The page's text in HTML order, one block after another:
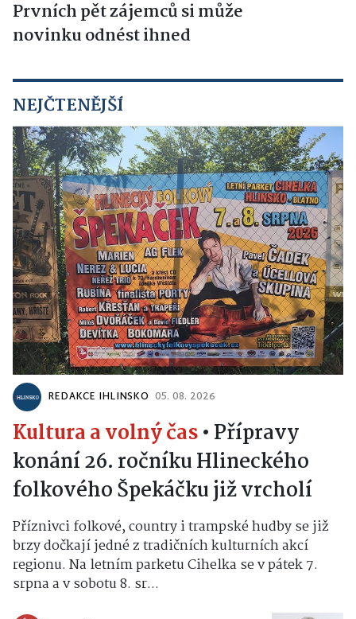
Prvních pět zájemců si může
novinku odnést ihned
NEJČTENĚJŠÍ
REDAKCE IHLINSKO 05. 08. 2026
Kultura a volný čas• Přípravy
konání 26. ročníku Hlineckého
folkového Špekáčku již vrcholí
Příznivci folkové, country i trampské hudby se již
brzy dočkají jedné z tradičních kulturních akcí
regionu. Na letním parketu Cihelka se v pátek 7.
srpna a v sobotu 8. sr...